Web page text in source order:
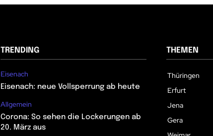
TRENDING
Eisenach
Eisenach: neue Vollsperrung ab heute
Allgemein
Corona: So sehen die Lockerungen ab
20. März aus
THEMEN
Thüringen
Erfurt
Jena
Gera